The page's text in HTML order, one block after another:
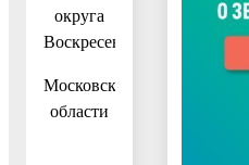
округа
Воскресенск
Московской
области